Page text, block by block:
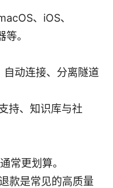
、iOS、
。
动连接、分离隧道
持、知识库与社
常更划算。
款是常见的高质量